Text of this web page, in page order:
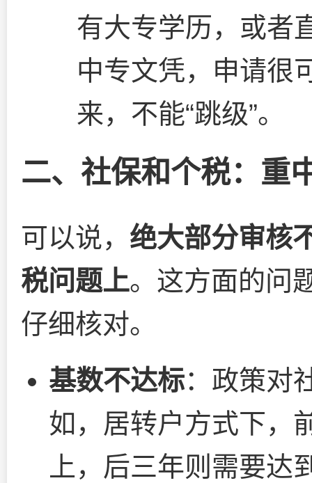
有大专学历，或者
中专文凭，申请很
来，不能“跳级”。
二、社保和个税：重
可以说， 绝大部分审核
税问题上。这方面的问
仔细核对。
基数不达标：政策对
如，居转户方式下，
上，后三年则需要达